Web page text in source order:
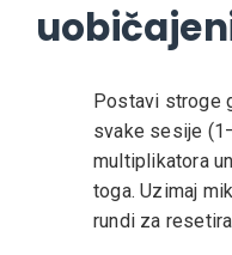
Postavi stroge
svake sesije
multiplikatora
toga.Uzimaj
rundi za